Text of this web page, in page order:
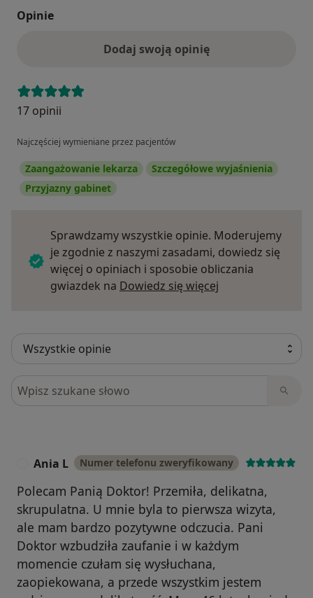
Opinie
Dodaj swoją opinię
17 opinii
Najczęściej wymieniane przez pacjentów
Zaangażowanie lekarza
Szczegółowe wyjaśnienia
Przyjazny gabinet
Sprawdzamy wszystkie opinie. Moderujemy
je zgodnie z naszymi zasadami, dowiedz się
więcej o opiniach i sposobie obliczania
gwiazdek na Dowiedz się więcej
Szukaj w opiniach
Ania L Numer telefonu zweryfikowany
Polecam Panią Doktor! Przemiła, delikatna,
skrupulatna. U mnie byla to pierwsza wizyta,
ale mam bardzo pozytywne odczucia. Pani
Doktor wzbudziła zaufanie i w każdym
momencie czułam się wysłuchana,
zaopiekowana, a przede wszystkim jestem